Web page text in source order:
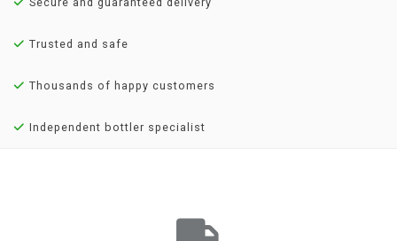
Trusted and safe
Thousands of happy customers
Independent bottler specialist